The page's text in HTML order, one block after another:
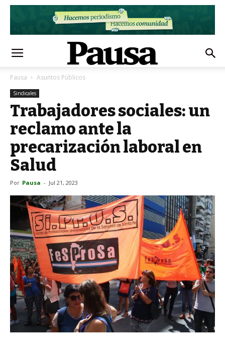
Pausa Asuntos Públicos
Sindicales
Trabajadores sociales: un
reclamo ante la
precarización laboral en
Salud
Por Pausa - Jul 21, 2023